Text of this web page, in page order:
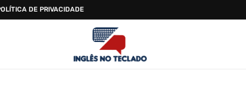
DE PRIVACIDADE